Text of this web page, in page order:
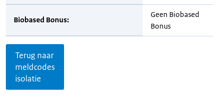
Biobased Bonus:
Geen Biobased
Bonus
Terug naar
meldcodes
isolatie